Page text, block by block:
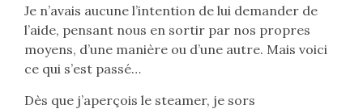
Je n’avais aucune l’intention de lui demander de
l’aide, pensant nous en sortir par nos propres
moyens, d’une manière ou d’une autre. Mais voici
ce qui s’est passé…
Dès que j’aperçois le steamer, je sors